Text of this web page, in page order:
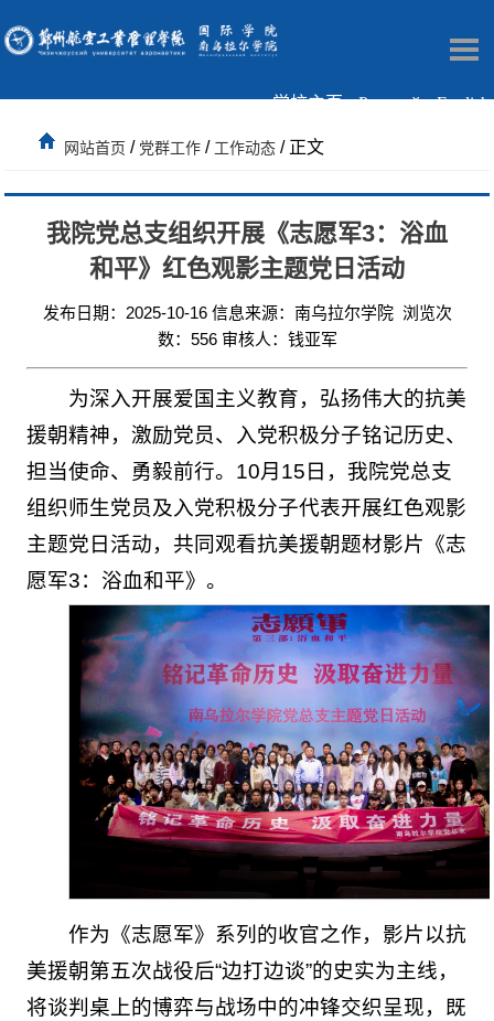
学校主页 Русский English
网站首页 / 党群工作 / 工作动态 / 正文
我院党总支组织开展《志愿军3：浴血
和平》红色观影主题党日活动
发布日期：2025-10-16 信息来源：南乌拉尔学院 浏览次
数： 556审核人：钱亚军
为深入开展爱国主义教育，弘扬伟大的抗美
援朝精神，激励党员、入党积极分子铭记历史、
担当使命、勇毅前行。10月15日，我院党总支
组织师生党员及入党积极分子代表开展红色观影
主题党日活动，共同观看抗美援朝题材影片《志
愿军3：浴血和平》。
作为《志愿军》系列的收官之作，影片以抗
美援朝第五次战役后“边打边谈”的史实为主线，
将谈判桌上的博弈与战场中的冲锋交织呈现，既